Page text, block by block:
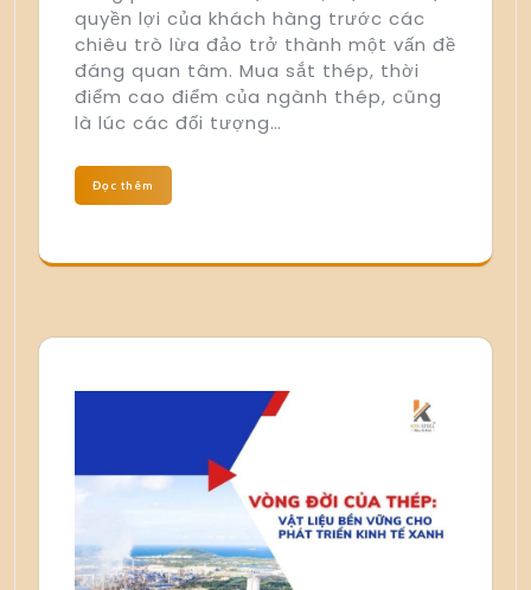
quyền lợi của khách hàng trước các
chiêu trò lừa đảo trở thành một vấn đề
đáng quan tâm. Mua sắt thép, thời
điểm cao điểm của ngành thép, cũng
là lúc các đối tượng…
Đọc thêm